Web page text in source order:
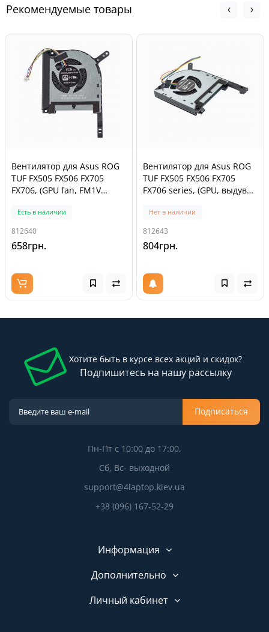
Рекомендуемые товары
Вентилятор для Asus ROG
TUF FX505 FX506 FX705
FX706, (GPU fan, FM1V
13NR00S0M10111, Original)
Есть в наличии
812640
658грн.
Вентилятор для Asus ROG
TUF FX505 FX506 FX705
FX706 series, (GPU, выдув
FCN FMCA
DFS5K12114262H, Original)
Нет в наличии
812643
804грн.
Хотите быть в курсе всех акций и скидок?
Подпишитесь на нашу рассылку
Подписаться
Пн-Пт с 10:00 до 17:00,
Сб, Вс- выходной
support@4laptop.kiev.ua
+38 (096) 167-52-29
Информация
Дополнительно
Личный кабинет